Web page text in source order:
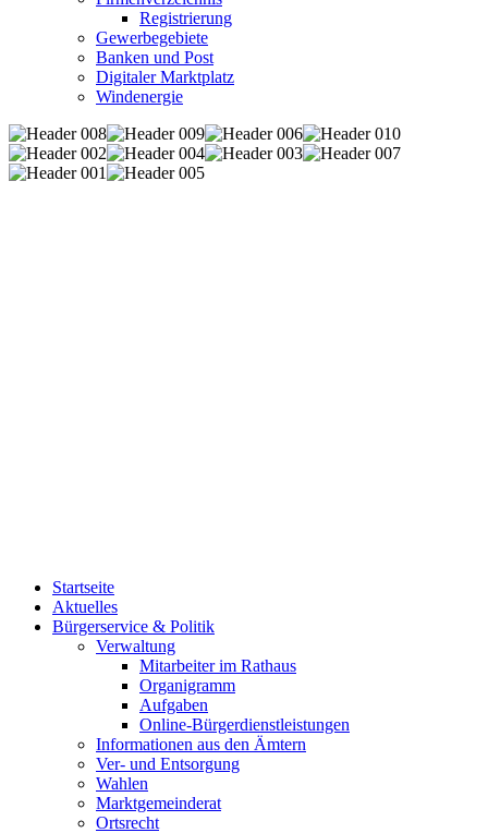
Registrierung
Gewerbegebiete
Banken und Post
Digitaler Marktplatz
Windenergie
Startseite
Aktuelles
Bürgerservice & Politik
Verwaltung
Mitarbeiter im Rathaus
Organigramm
Aufgaben
Online-Bürgerdienstleistungen
Informationen aus den Ämtern
Ver- und Entsorgung
Wahlen
Marktgemeinderat
Ortsrecht